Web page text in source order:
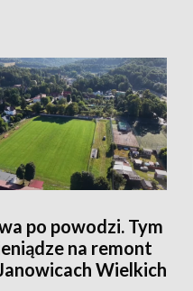
po powodzi. Tym
na remont
Wielkich